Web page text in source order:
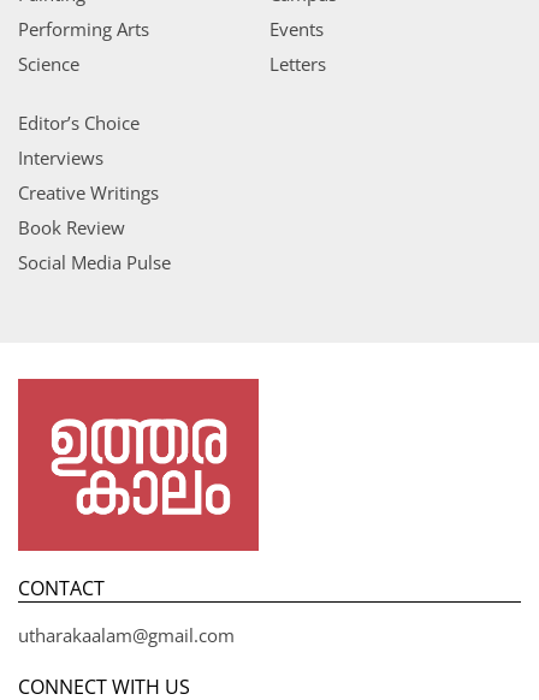
Performing Arts
Science
Events
Letters
Editor’s Choice
Interviews
Creative Writings
Book Review
Social Media Pulse
CONTACT
utharakaalam@gmail.com
CONNECT WITH US